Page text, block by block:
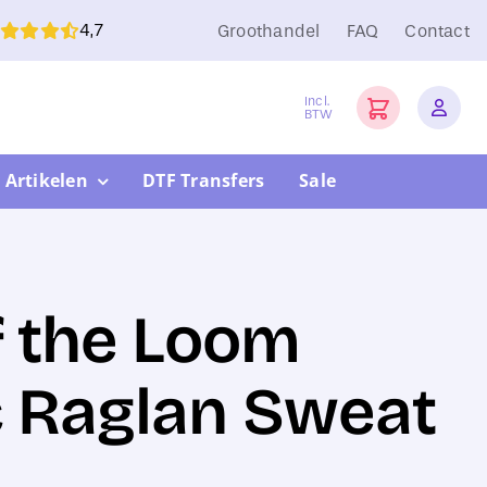
4,7 Groothandel FAQ Contact
Incl.
BTW
Artikelen DTF Transfers Sale
Loom
Sweat